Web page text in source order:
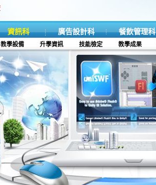
資訊科 廣告設計科 餐飲管理科
教學設備 升學資訊 技能檢定 教學成果